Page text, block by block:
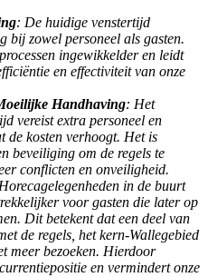
: De huidige venstertijd
bij zowel personeel als gasten.
ingewikkelder en leidt
en effectiviteit van onze
Handhaving: Het
vereist extra personeel en
de kosten verhoogt. Het is
beveiliging om de regels te
conflicten en onveiligheid.
in de buurt
voor gasten die later op
Dit betekent dat een deel van
de regels, het kern-Wallegebied
meer bezoeken. Hierdoor
en vermindert onze